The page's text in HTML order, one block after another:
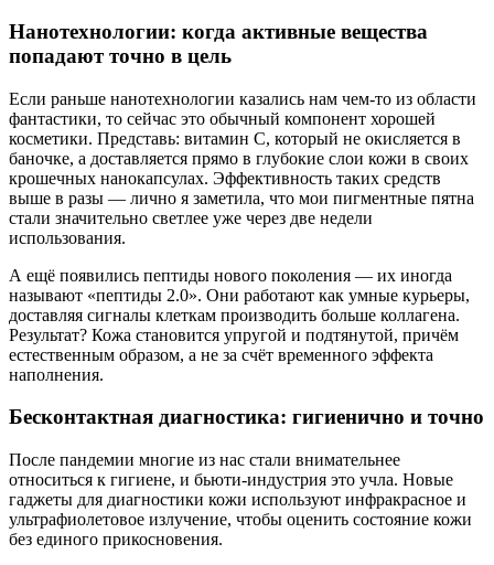
Нанотехнологии: когда активные вещества
попадают точно в цель
Если раньше нанотехнологии казались нам чем-то из области
фантастики, то сейчас это обычный компонент хорошей
косметики. Представь: витамин С, который не окисляется в
баночке, а доставляется прямо в глубокие слои кожи в своих
крошечных нанокапсулах. Эффективность таких средств
выше в разы — лично я заметила, что мои пигментные пятна
стали значительно светлее уже через две недели
использования.
А ещё появились пептиды нового поколения — их иногда
называют «пептиды 2.0». Они работают как умные курьеры,
доставляя сигналы клеткам производить больше коллагена.
Результат? Кожа становится упругой и подтянутой, причём
естественным образом, а не за счёт временного эффекта
наполнения.
Бесконтактная диагностика: гигиенично и точно
После пандемии многие из нас стали внимательнее
относиться к гигиене, и бьюти-индустрия это учла. Новые
гаджеты для диагностики кожи используют инфракрасное и
ультрафиолетовое излучение, чтобы оценить состояние кожи
без единого прикосновения.